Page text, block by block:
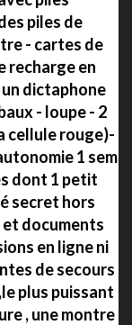
piles de
- cartes de
recharge en
dictaphone
- loupe - 2
cellule rouge)-
1 sem
dont 1 petit
secret hors
et documents
en ligne ni
de secours
plus puissant
, une montre